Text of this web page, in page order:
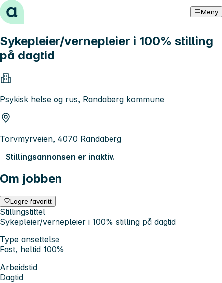
Hopp til innhold Meny
Sykepleier/vernepleier i 100% stilling
på dagtid
Psykisk helse og rus, Randaberg kommune
Torvmyrveien, 4070 Randaberg
Stillingsannonsen er inaktiv.
Om jobben
Lagre favoritt
Stillingstittel
Sykepleier/vernepleier i 100% stilling på dagtid
Type ansettelse
Fast, heltid 100%
Arbeidstid
Dagtid